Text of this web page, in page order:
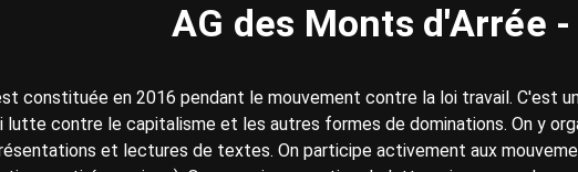
AG des Monts d'Arrée
constituée en 2016 pendant le mouvement contre la loi travail. C'est
lutte contre le capitalisme et les autres formes de dominations. On y
et lectures de textes. On participe activement aux